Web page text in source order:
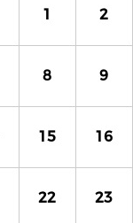
1 2
8 9
15 16
22 23